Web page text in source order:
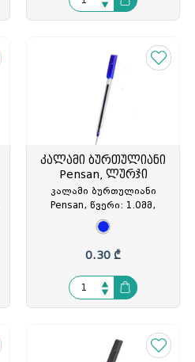
კალამი ბურთულიანი
Pensan, ლურჯი
კალამი ბურთულიანი
Pensan, წვერი: 1.0მმ,
ლურჯი, თავსახურით, PS-
2021/S50, PS-202207
0.30 ₾